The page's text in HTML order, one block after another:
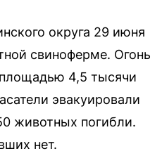
округа 29 июня
свиноферме. Огонь
4,5 тысячи
эвакуировали
животных погибли.
нет.